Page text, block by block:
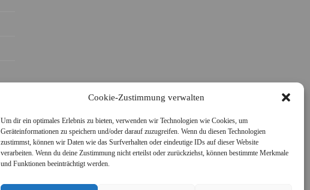
Cookie-Zustimmung verwalten
Um dir ein optimales Erlebnis zu bieten, verwenden wir Technologien wie Cookies, um
Geräteinformationen zu speichern und/oder darauf zuzugreifen. Wenn du diesen Technologien
zustimmst, können wir Daten wie das Surfverhalten oder eindeutige IDs auf dieser Website
verarbeiten. Wenn du deine Zustimmung nicht erteilst oder zurückziehst, können bestimmte Merkmale
und Funktionen beeinträchtigt werden.